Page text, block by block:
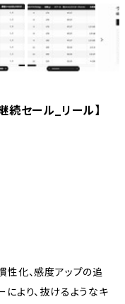
セール_リール】
性化、感度アップの追
により、抜けるようなキ